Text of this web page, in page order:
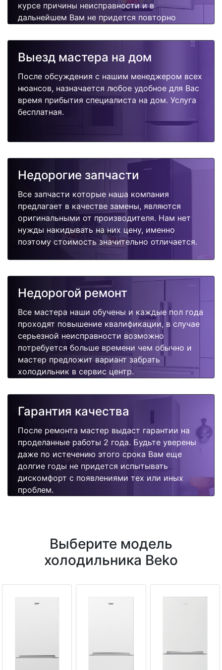
курсе причины неисправности и в
дальнейшем Вам не придется повторно
поломок.
Выезд мастера на дом
После обсуждения с нашим менеджером всех
нюансов, назначается любое удобное для Вас
время прибытия специалиста на дом. Услуга
бесплатная.
Недорогие запчасти
Все запчасти которые наша компания
предлагает в качестве замены, являются
оригинальными от производителя. Нам нет
нужды накидывать на них цену, именно
поэтому стоимость значительно отличается.
Недорогой ремонт
Все мастера наши обучены и каждые пол года
проходят повышение квалификации, в случае
серьезной неисправности возможно
потребуется больше времени чем обычно и
мастер предложит вариант забрать
холодильник в сервис центр.
Гарантия качества
После ремонта мастер выдаст гарантии на
проделанные работы 2 года. Будьте уверены
даже по истечению этого срока Вам еще
долгие годы не придется испытывать
дискомфорт с появлениями тех или иных
проблем.
Выберите модель
холодильника Beko